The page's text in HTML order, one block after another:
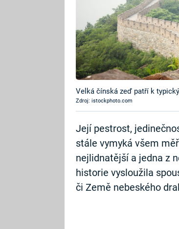
Velká čínská zeď patří k
Zdroj: istockphoto.com
Její pestrost,
stále vymyká všem
nejlidnatější a jedna z
historie vysloužila
či Země nebeského